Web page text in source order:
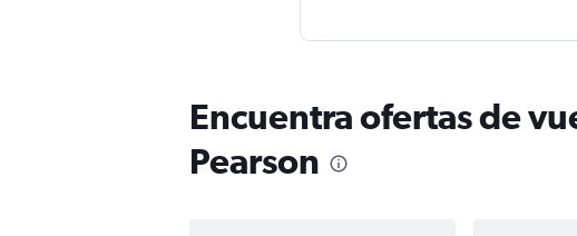
Encuentra ofertas de
Pearson